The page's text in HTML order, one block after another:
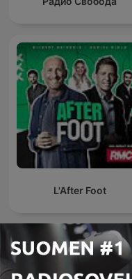
L'After Foot